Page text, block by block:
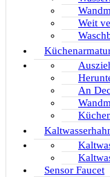
Weit
An
Sensor Faucet